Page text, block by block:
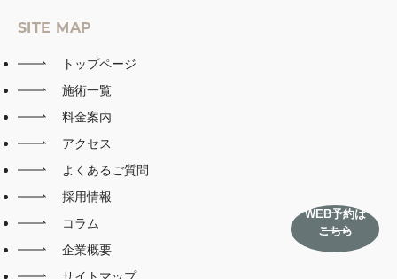
SITE MAP
トップページ
施術一覧
料金案内
アクセス
よくあるご質問
採用情報
コラム
企業概要
WEB予約は
こちら